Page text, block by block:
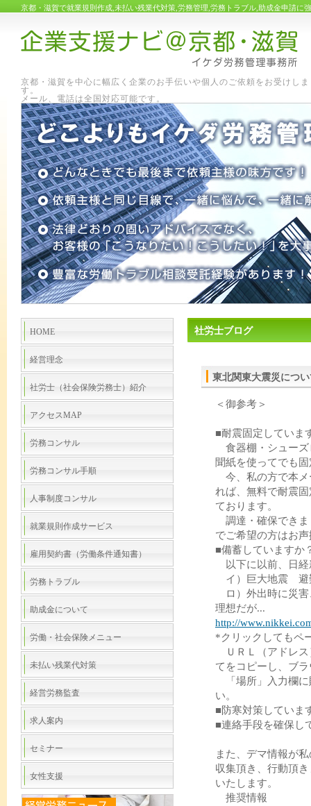
京都・滋賀で就業規則作成,未払い残業代対策,労務管理,労務トラブル,助成金申請に
京都・滋賀を中心に幅広く企業のお手伝いや個人のご依頼をお受けしま
す
メール、電話は全国対応可能です。
社労士ブログ
東北関東大震災につ
＜御参考＞
■耐震固定していま
食器棚・シューズ
聞紙を使ってでも
今、私の方で本メ
れば、無料で耐震
ております。
調達・確保できま
でご希望の方はお
■備蓄していますか
以下に以前、日
イ）巨大地震 避
ロ）外出時に災
理想だが...
http://
*クリックしてもペ
ＵＲＬ（アドレス
てをコピーし、ブ
「場所」入力欄に
い。
■防寒対策していま
■連絡手段を確保し
また、デマ情報が
収集頂き、行動頂
いたします。
推奨情報
HOME
経営理念
社労士（社会保険労務士）紹介
アクセスMAP
労務コンサル
労務コンサル手順
人事制度コンサル
就業規則作成サービス
雇用契約書（労働条件通知書）
労務トラブル
助成金について
労働・社会保険メニュー
未払い残業代対策
経営労務監査
求人案内
セミナー
女性支援